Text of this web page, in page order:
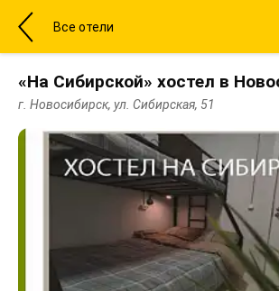
Все отели
«На Сибирской» хостел в
г. Новосибирск, ул. Сибирская, 51